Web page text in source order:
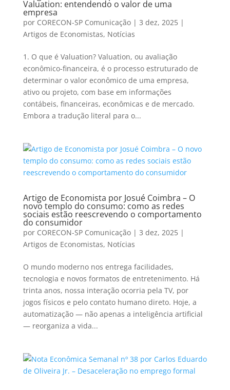
Valuation: entendendo o valor de uma
empresa
por CORECON-SP Comunicação| 3 dez, 2025|
Artigos de Economistas, Notícias
1. O que é Valuation? Valuation, ou avaliação
econômico-financeira, é o processo estruturado de
determinar o valor econômico de uma empresa,
ativo ou projeto, com base em informações
contábeis, financeiras, econômicas e de mercado.
Embora a tradução literal para o...
Artigo de Economista por Josué Coimbra – O
novo templo do consumo: como as redes
sociais estão reescrevendo o comportamento
do consumidor
por CORECON-SP Comunicação| 3 dez, 2025|
Artigos de Economistas, Notícias
O mundo moderno nos entrega facilidades,
tecnologia e novos formatos de entretenimento. Há
trinta anos, nossa interação ocorria pela TV, por
jogos físicos e pelo contato humano direto. Hoje, a
automatização — não apenas a inteligência artificial
— reorganiza a vida...